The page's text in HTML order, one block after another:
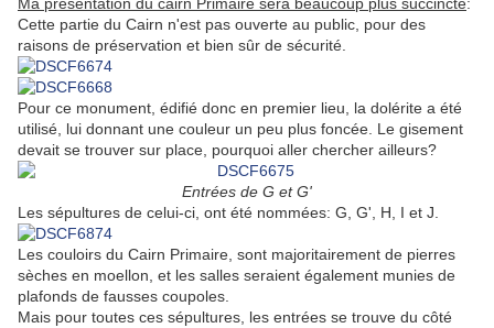
Cette partie du Cairn n'est pas ouverte au public, pour des
raisons de préservation et bien sûr de sécurité.
Pour ce monument, édifié donc en premier lieu, la dolérite a été
utilisé, lui donnant une couleur un peu plus foncée. Le gisement
devait se trouver sur place, pourquoi aller chercher ailleurs?
Entrées de G et G'
Les sépultures de celui-ci, ont été nommées: G, G', H, I et J.
Les couloirs du Cairn Primaire, sont majoritairement de pierres
sèches en moellon, et les salles seraient également munies de
plafonds de fausses coupoles.
Mais pour toutes ces sépultures, les entrées se trouve du côté